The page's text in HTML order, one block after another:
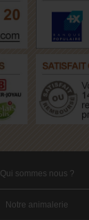
Qui sommes nous ?
Notre animalerie